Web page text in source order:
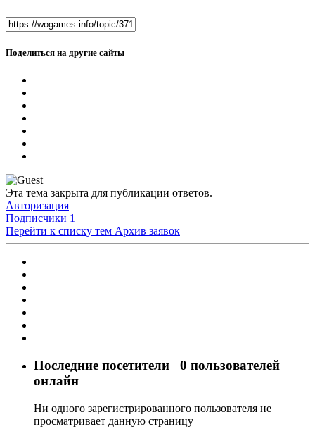
Поделиться на другие сайты
Эта тема закрыта для публикации ответов.
Авторизация
Подписчики 1
Перейти к списку тем Архив заявок
Последние посетители 0 пользователей
онлайн
Ни одного зарегистрированного пользователя не
просматривает данную страницу